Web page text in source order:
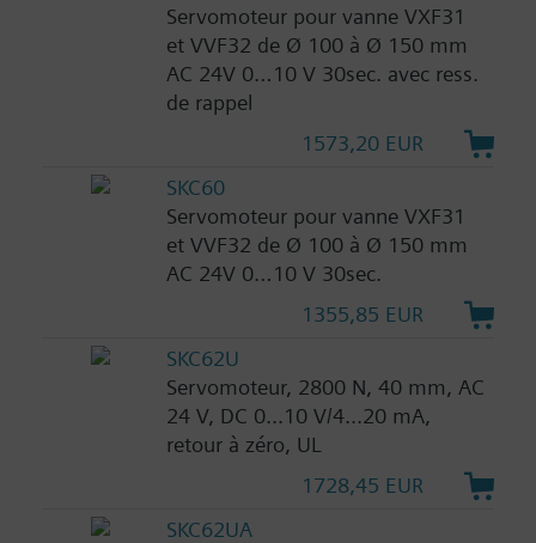
Servomoteur pour vanne VXF31
et VVF32 de Ø 100 à Ø 150 mm
AC 24V 0…10 V 30sec. avec ress.
de rappel
1573,20 EUR
SKC60
Servomoteur pour vanne VXF31
et VVF32 de Ø 100 à Ø 150 mm
AC 24V 0…10 V 30sec.
1355,85 EUR
SKC62U
Servomoteur, 2800 N, 40 mm, AC
24 V, DC 0...10 V/4...20 mA,
retour à zéro, UL
1728,45 EUR
SKC62UA